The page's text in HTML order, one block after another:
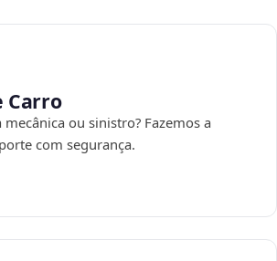
Carro
ou sinistro? Fazemos a
com segurança.